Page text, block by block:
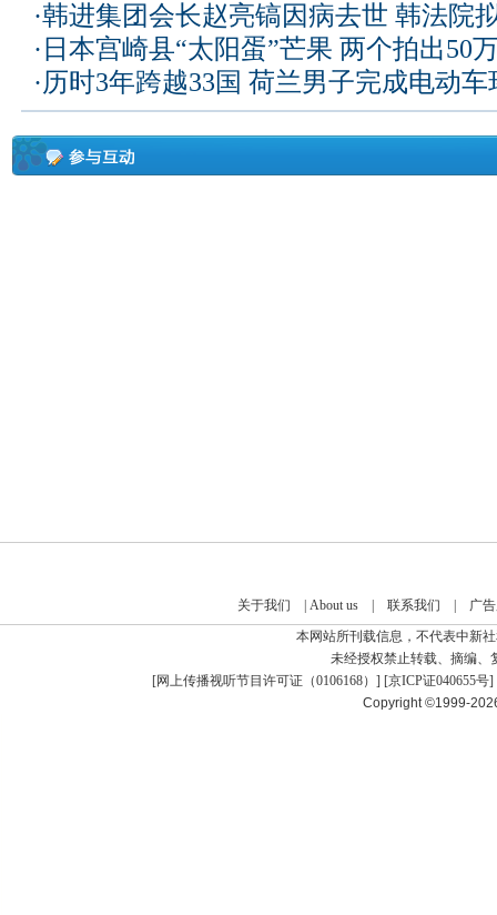
·韩进集团会长赵亮镐因病去世 韩法院
· 日本宫崎县“太阳蛋”芒果 两个拍出50
·历时3年跨越33国 荷兰男子完成电动车
关于我们 About us| 联系我们
广
本网站所刊载信息，不代表中新
未经授权禁止转载、摘编、
[网上传播视听节目许可证（0106168） ] [京ICP证040655号]
Copyright ©1999-